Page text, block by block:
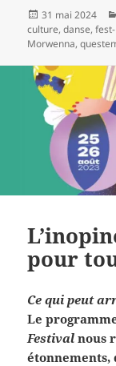
Publié
le
31 mai 2024
culture,danse,
Morwenna,
pour
Ce qui peut
Le
Festivalnous
étonnements,